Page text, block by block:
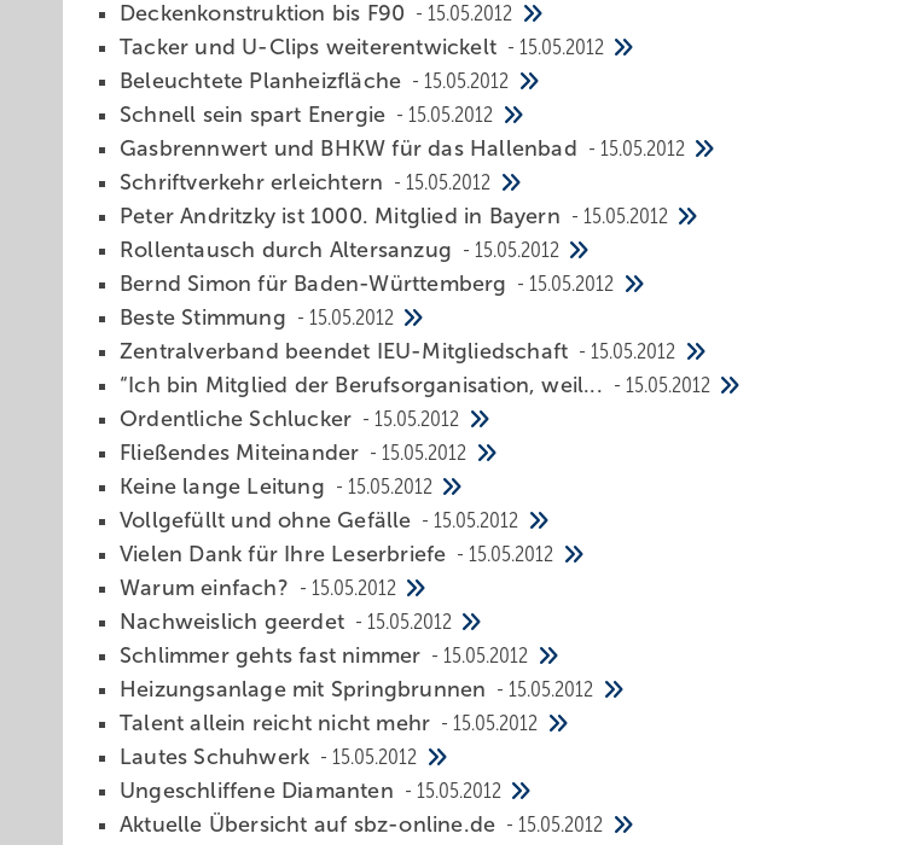
Deckenkonstruktion bis F90
15.05.2012
Tacker und U-Clips weiterentwickelt
15.05.2012
Beleuchtete Planheizfläche
15.05.2012
Schnell sein spart Energie
15.05.2012
Gasbrennwert und BHKW für das Hallenbad
15.05.2012
Schriftverkehr erleichtern
15.05.2012
Peter Andritzky ist 1000. Mitglied in Bayern
15.05.2012
Rollentausch durch Altersanzug
15.05.2012
Bernd Simon für Baden-Württemberg
15.05.2012
Beste Stimmung
15.05.2012
Zentralverband beendet IEU-Mitgliedschaft
15.05.2012
“Ich bin Mitglied der Berufsorganisation, weil...
15.05.2012
Ordentliche Schlucker
15.05.2012
Fließendes Miteinander
15.05.2012
Keine lange Leitung
15.05.2012
Vollgefüllt und ohne Gefälle
15.05.2012
Vielen Dank für ­Ihre Leserbriefe
15.05.2012
Warum einfach?
15.05.2012
Nachweislich geerdet
15.05.2012
Schlimmer gehts fast nimmer
15.05.2012
Heizungsanlage mit Springbrunnen
15.05.2012
Talent allein reicht nicht mehr
15.05.2012
Lautes Schuhwerk
15.05.2012
Ungeschliffene Diamanten
15.05.2012
Aktuelle Übersicht auf sbz-online.de
15.05.2012